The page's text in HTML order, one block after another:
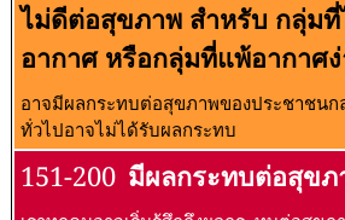
ไม่ดีต่อสุขภาพ สำหรับ กลุ่ม
อากาศ หรือกลุ่มที่แพ้อากาศ
อาจมีผลกระทบต่อสุขภาพของประชาชนก
ทั่วไปอาจไม่ได้รับผลกระทบ
151-200 มีผลกระทบต่อสุขภ